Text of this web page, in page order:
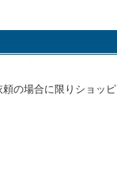
の場合に限りショッピ